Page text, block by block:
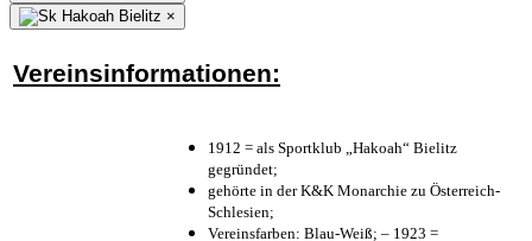
×
Vereinsinformationen:
1912 = als Sportklub „Hakoah“ Bielitz
gegründet;
gehörte in der K&K Monarchie zu Österreich-
Schlesien;
Vereinsfarben: Blau-Weiß; – 1923 =